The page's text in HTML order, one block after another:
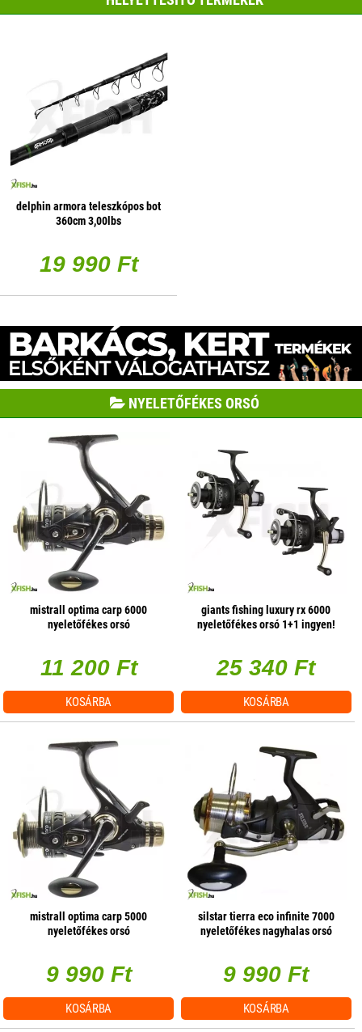
delphin armora teleszkópos bot
360cm 3,00lbs
19 990 Ft
NYELETŐFÉKES ORSÓ
mistrall optima carp 6000
nyeletőfékes orsó
11 200 Ft
KOSÁRBA
giants fishing luxury rx 6000
nyeletőfékes orsó 1+1 ingyen!
25 340 Ft
KOSÁRBA
mistrall optima carp 5000
nyeletőfékes orsó
9 990 Ft
KOSÁRBA
silstar tierra eco infinite 7000
nyeletőfékes nagyhalas orsó
9 990 Ft
KOSÁRBA